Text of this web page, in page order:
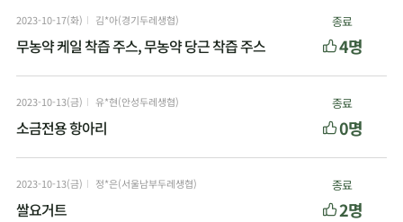
2023-10-17(화) 김*아(경기두레생협)
무농약 케일 착즙 주스, 무농약 당근 착즙 주스
종료
4명
2023-10-13(금) 유*현(안성두레생협)
소금전용 항아리
종료
0명
2023-10-13(금) 정*은(서울남부두레생협)
쌀요거트
종료
2명